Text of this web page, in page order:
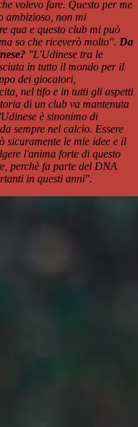
volevo fare. Questo per me
ambizioso, non mi
qua e questo club mi può
so che riceverò molto". Da
"L'Udinese tra le
in tutto il mondo per il
dei giocatori,
nel tifo e in tutti gli aspetti
di un club va mantenuta
è sinonimo di
sempre nel calcio. Essere
sicuramente le mie idee e il
l'anima forte di questo
perchè fa parte del DNA
in questi anni".